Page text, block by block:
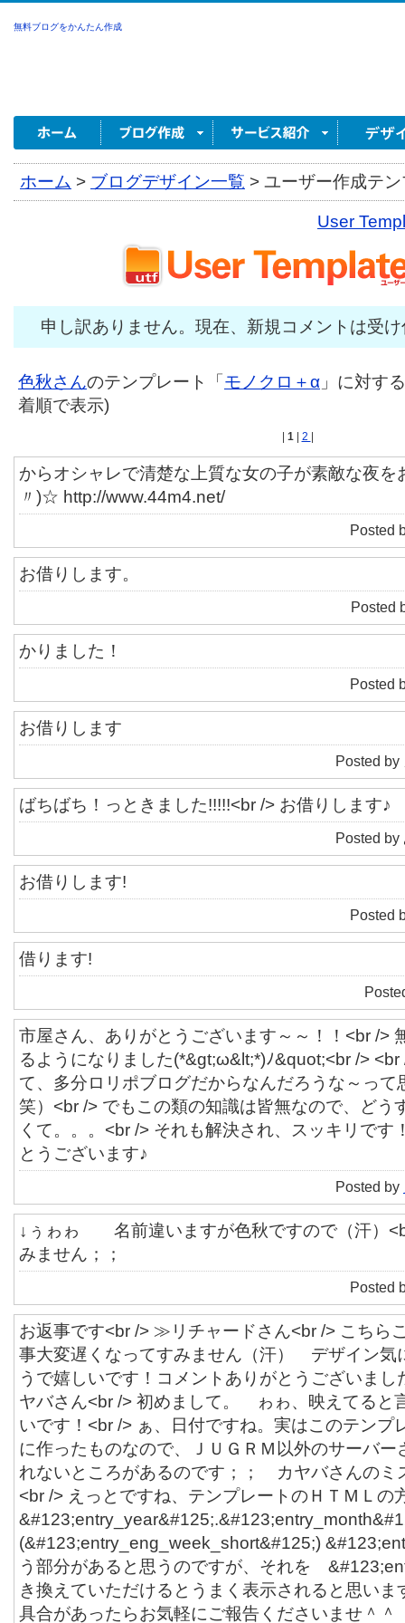
無料ブログをかんたん作成
ホーム > ブログデザイン一覧 > ユーザー作成テ
User
申し訳ありません。現在、新規コメントは受
色秋さんのテンプレート「 モノクロ＋α 」に対す
着順で表示)
1 2
からオシャレで清楚な上質な女の子が素敵な夜
〃)☆ http://www.44m4.net/
Posted
お借りします。
Posted
かりました！
Posted
お借りします
Posted by
ばちばち！っときました!!!!!<br /> お借りします♪
Posted by
お借りします!
Posted
借ります!
市屋さん、ありがとうございます～～！！<br />
るようになりました(*&gt;ω&lt;*)ﾉ&quot;<br />
て、多分ロリポブログだからなんだろうな～って
笑）<br /> でもこの類の知識は皆無なので、どう
くて。。。<br /> それも解決され、スッキリです
とうございます♪
Posted by
↓ぅゎゎ 名前違いますが色秋ですので（汗）
みません；；
Posted
お返事です<br /> ≫リチャードさん<br /> こちら
事大変遅くなってすみません（汗） デザイン気
うで嬉しいです！コメントありがとうございま
ヤバさん<br /> 初めまして。 ゎゎ、映えてると
いです！<br /> ぁ、日付ですね。実はこのテンプ
に作ったものなので、ＪＵＧＲＭ以外のサーバー
れないところがあるのです；； カヤバさんの
<br /> えっとですね、テンプレートのＨＴＭＬ
(&#123;entry_eng_week_short&#125;)
う部分があると思うのですが、それを
き換えていただけるとうまく表示されると思いま
具合があったらお気軽にご報告くださいませ＾